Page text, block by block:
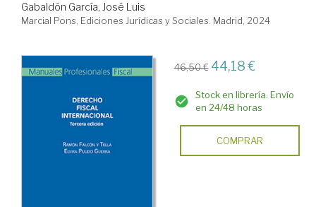
Gabaldón García, José Luis
Marcial Pons, Ediciones Jurídicas y Sociales. Madrid, 2024
46,50 € 44,18 €
Stock en librería. Envío
en 24/48 horas
COMPRAR